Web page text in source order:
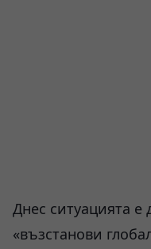
Днес ситуацията е
«възстанови